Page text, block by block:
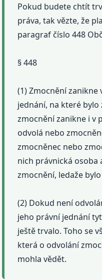
Pokud budete chtít
práva, tak vězte, že
paragraf číslo 448
§ 448
(1) Zmocnění
jednání, na které
zmocnění zanikne i v
odvolá nebo
zmocněnec nebo
nich právnická osoba
zmocnění, ledaže
(2) Dokud není
jeho právní jednání
ještě trvalo. Toho se
která o odvolání
mohla vědět.